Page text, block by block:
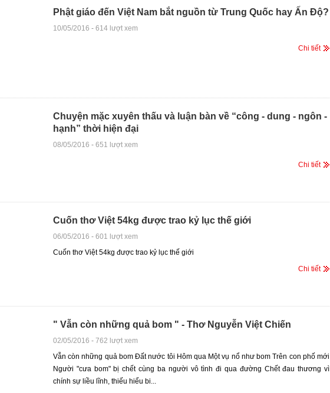
Phật giáo đến Việt Nam bắt nguồn từ Trung Quốc hay Ấn Độ?
10/05/2016 - 614 lượt xem
Chi tiết
Chuyện mặc xuyên thấu và luận bàn về “công - dung - ngôn -
hạnh” thời hiện đại
08/05/2016 - 651 lượt xem
Chi tiết
Cuốn thơ Việt 54kg được trao kỷ lục thế giới
06/05/2016 - 601 lượt xem
Cuốn thơ Việt 54kg được trao kỷ lục thế giới
Chi tiết
" Vẫn còn những quả bom " - Thơ Nguyễn Việt Chiến
02/05/2016 - 762 lượt xem
Vẫn còn những quả bom Đất nước tôi Hôm qua Một vụ nổ như bom Trên con phố mới
Người "cưa bom" bị chết cùng ba người vô tình đi qua đường Chết đau thương vì
chính sự liều lĩnh, thiếu hiểu bi...